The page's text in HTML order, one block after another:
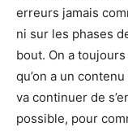
erreurs jamais
ni sur les phases
bout. On a
qu’on a un
va continuer de
possible, pour